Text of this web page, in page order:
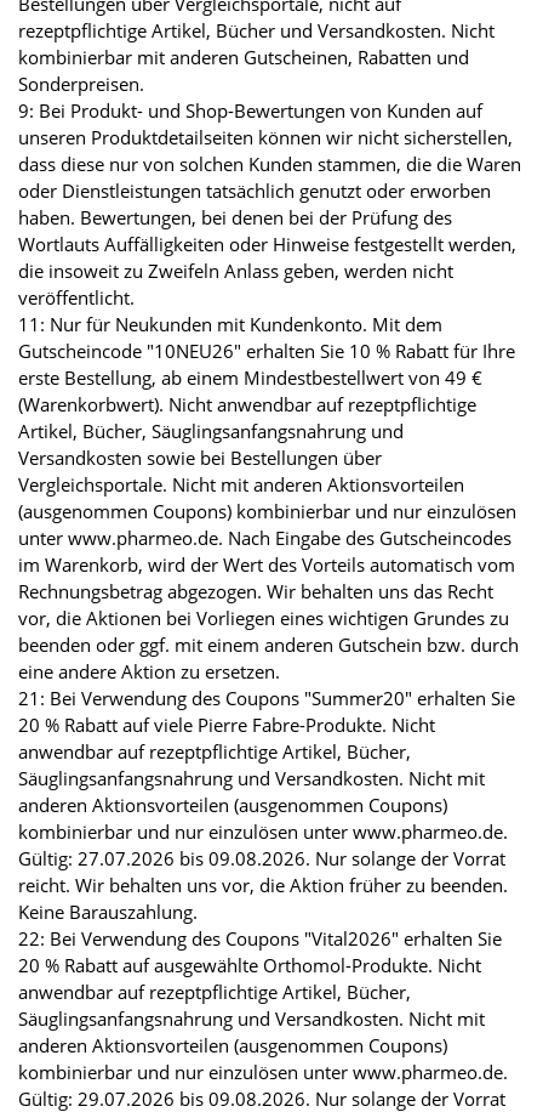
rezeptpflichtige Artikel, Bücher und Versandkosten. Nicht
kombinierbar mit anderen Gutscheinen, Rabatten und
Sonderpreisen.
9: Bei Produkt- und Shop-Bewertungen von Kunden auf
unseren Produktdetailseiten können wir nicht sicherstellen,
dass diese nur von solchen Kunden stammen, die die Waren
oder Dienstleistungen tatsächlich genutzt oder erworben
haben. Bewertungen, bei denen bei der Prüfung des
Wortlauts Auffälligkeiten oder Hinweise festgestellt werden,
die insoweit zu Zweifeln Anlass geben, werden nicht
veröffentlicht.
11: Nur für Neukunden mit Kundenkonto. Mit dem
Gutscheincode "10NEU26" erhalten Sie 10 % Rabatt für Ihre
erste Bestellung, ab einem Mindestbestellwert von 49 €
(Warenkorbwert). Nicht anwendbar auf rezeptpflichtige
Artikel, Bücher, Säuglingsanfangsnahrung und
Versandkosten sowie bei Bestellungen über
Vergleichsportale. Nicht mit anderen Aktionsvorteilen
(ausgenommen Coupons) kombinierbar und nur einzulösen
unter www.pharmeo.de. Nach Eingabe des Gutscheincodes
im Warenkorb, wird der Wert des Vorteils automatisch vom
Rechnungsbetrag abgezogen. Wir behalten uns das Recht
vor, die Aktionen bei Vorliegen eines wichtigen Grundes zu
beenden oder ggf. mit einem anderen Gutschein bzw. durch
eine andere Aktion zu ersetzen.
21: Bei Verwendung des Coupons "Summer20" erhalten Sie
20 % Rabatt auf viele Pierre Fabre-Produkte. Nicht
anwendbar auf rezeptpflichtige Artikel, Bücher,
Säuglingsanfangsnahrung und Versandkosten. Nicht mit
anderen Aktionsvorteilen (ausgenommen Coupons)
kombinierbar und nur einzulösen unter www.pharmeo.de.
Gültig: 27.07.2026 bis 09.08.2026. Nur solange der Vorrat
reicht. Wir behalten uns vor, die Aktion früher zu beenden.
Keine Barauszahlung.
22: Bei Verwendung des Coupons "Vital2026" erhalten Sie
20 % Rabatt auf ausgewählte Orthomol-Produkte. Nicht
anwendbar auf rezeptpflichtige Artikel, Bücher,
Säuglingsanfangsnahrung und Versandkosten. Nicht mit
anderen Aktionsvorteilen (ausgenommen Coupons)
kombinierbar und nur einzulösen unter www.pharmeo.de.
Gültig: 29.07.2026 bis 09.08.2026. Nur solange der Vorrat